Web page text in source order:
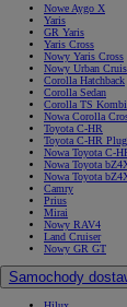
Nowe Aygo X
Yaris
GR Yaris
Yaris Cross
Nowy Yaris Cross
Nowy Urban
Corolla Hatchback
Corolla Sedan
Corolla TS Kombi
Nowa Corolla
Toyota C-HR
Toyota C-HR
Nowa Toyota C-
Nowa Toyota
Nowa Toyota
Camry
Prius
Mirai
Nowy RAV4
Land Cruiser
Nowy GR GT
Samochody